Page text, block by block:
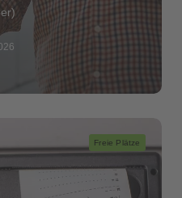
Freie Plätze